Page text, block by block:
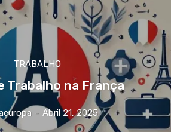
TRABALHO
Trabalho na França
- Abril 21, 2025